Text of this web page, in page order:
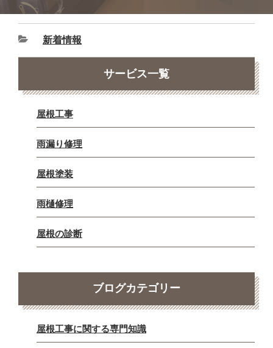
新着情報
サービス一覧
屋根工事
雨漏り修理
屋根塗装
雨樋修理
屋根の診断
ブログカテゴリー
屋根工事に関する専門知識